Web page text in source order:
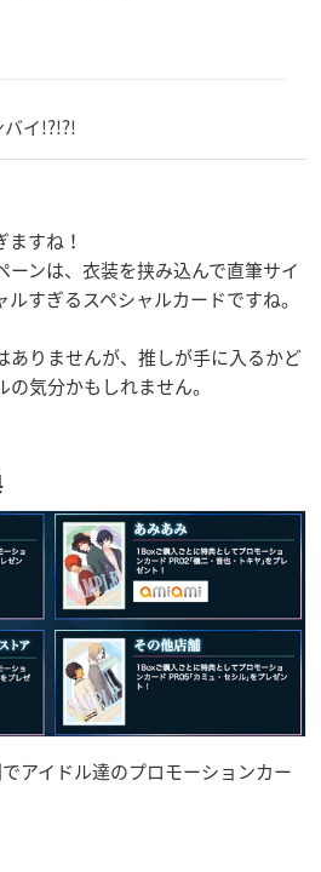
イ!?!?!
すね！
ーンは、衣装を挟み込んで直筆サイ
すぎるスペシャルカードですね。
ありませんが、推しが手に入るかど
気分かもしれません。
アイドル達のプロモーションカー